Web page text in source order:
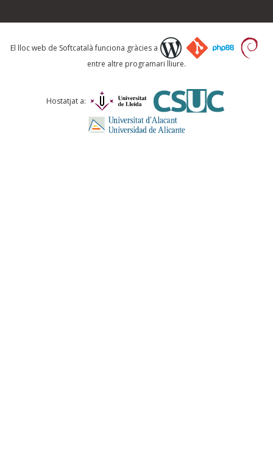
Què proposeu?
Comentari *
El lloc web de Softcatalà funciona gràcies a
entre altre programari lliure.
Hostatjat a: